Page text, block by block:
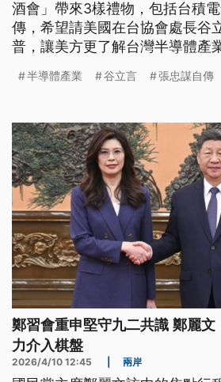
酒會」帶來3樣禮物，包括台積
傳，希望請美國在台協會處長谷
普，讓美方更了解台灣半導體產
死對頭也能為國重修舊好，透過
半導體產業 谷立言 張忠謀自傳
鄭習會重申堅守九二共識 鄭麗文
力介入棋盤
2026/4/10 12:45 兩岸